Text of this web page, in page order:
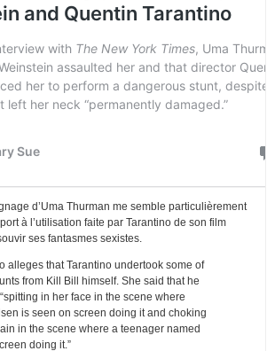
d’Uma Thurman me semble particulièrement
à l’utilisation faite par Tarantino de son film
ses fantasmes sexistes.
alleges that Tarantino undertook some of
from Kill Bill himself. She said that he
in her face in the scene where
is seen on screen doing it and choking
in the scene where a teenager named
doing it.”